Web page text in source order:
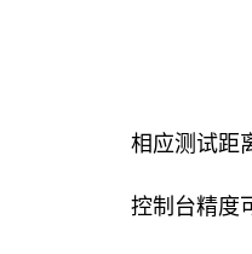
相应测试距
控制台精度